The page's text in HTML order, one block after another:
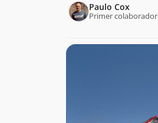
Paulo Cox
Primer colaborador